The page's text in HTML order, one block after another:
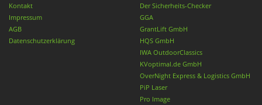
Kontakt
Impressum
AGB
Datenschutzerklärung
Der Sicherheits-Checker
GGA
GrantLift GmbH
HQS GmbH
IWA OutdoorClassics
KVoptimal.de GmbH
OverNight Express & Logistics GmbH
PiP Laser
Pro Image